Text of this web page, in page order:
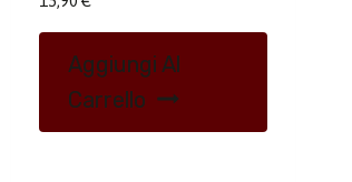
Aggiungi Al
Carrello